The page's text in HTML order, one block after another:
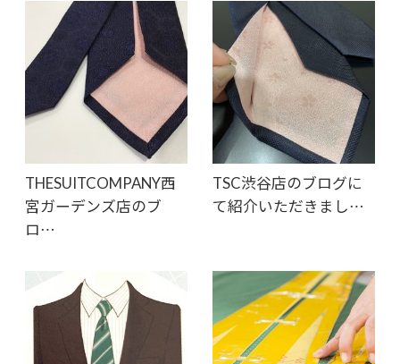
THESUITCOMPANY西
宮ガーデンズ店のブ
ロ…
TSC渋谷店のブログに
て紹介いただきまし…